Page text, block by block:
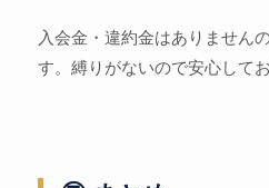
入会金・違約金はありません
す。縛りがないので安心して